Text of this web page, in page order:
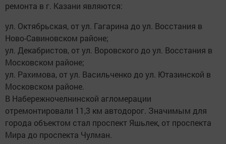
ремонта в г. Казани являются:
ул. Октябрьская, от ул. Гагарина до ул. Восстания в
Ново-Савиновском районе;
ул. Декабристов, от ул. Воровского до ул. Восстания в
Московском районе;
ул. Рахимова, от ул. Васильченко до ул. Ютазинской в
Московском районе.
В Набережночелнинской агломерации
отремонтировали 11,3 км автодорог. Значимым для
города объектом стал проспект Яшьлек, от проспекта
Мира до проспекта Чулман.